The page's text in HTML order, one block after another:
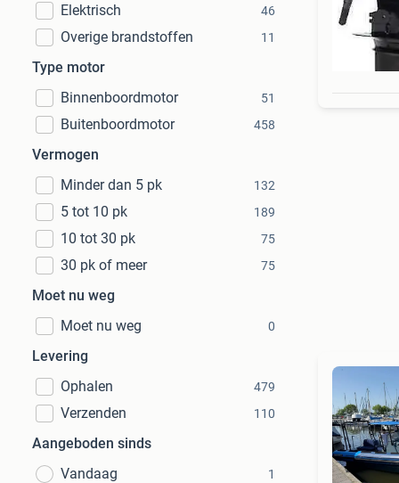
Elektrisch 46
Overige brandstoffen 11
Type motor
Binnenboordmotor
51
Buitenboordmotor 458
Vermogen
Minder dan 5 pk
132
5 tot 10 pk 189
10 tot 30 pk 75
30 pk of meer 75
Moet nu weg
Moet nu weg
0
Levering
Ophalen
479
Verzenden 110
Aangeboden sinds
Vandaag
1